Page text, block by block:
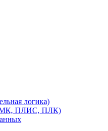
логика)
(МК, ПЛИС, ПЛК)